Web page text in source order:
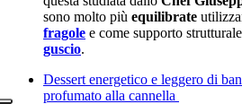
sono molto più equilibrate
fragole e come supporto
guscio.
Dessert energetico e leggero di
profumato alla cannella